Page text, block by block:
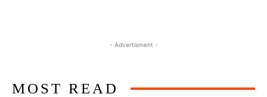
- Advertisment -
MOST READ